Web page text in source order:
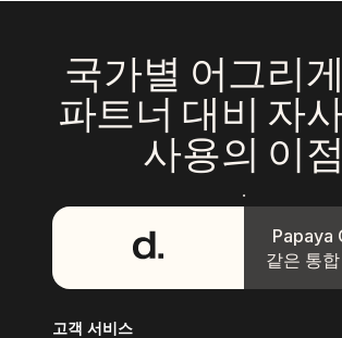
국가별 어그리
파트너 대비 자
사용의 이점
.
Papaya
같은 통
고객 서비스